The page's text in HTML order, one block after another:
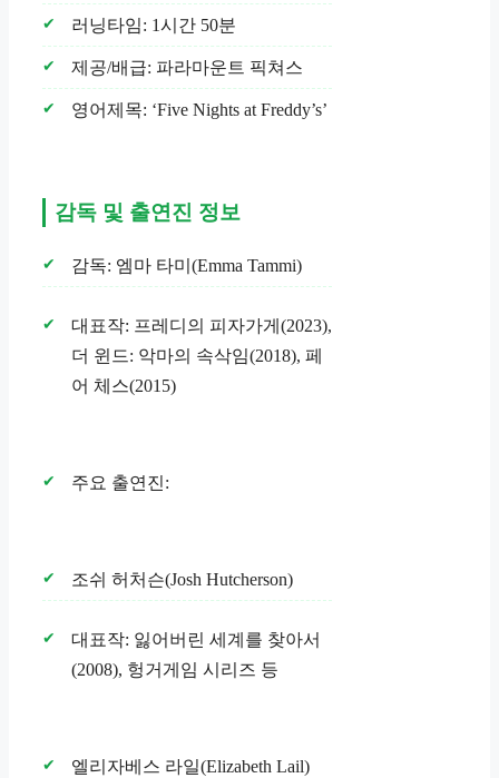
러닝타임: 1시간 50분
제공/배급: 파라마운트 픽쳐스
영어제목: ‘Five Nights at Freddy’s’
감독 및 출연진 정보
감독: 엠마 타미(Emma Tammi)
대표작: 프레디의 피자가게(2023),
더 윈드: 악마의 속삭임(2018), 페
어 체스(2015)
주요 출연진:
조쉬 허처슨(Josh Hutcherson)
대표작: 잃어버린 세계를 찾아서
(2008), 헝거게임 시리즈 등
엘리자베스 라일(Elizabeth Lail)